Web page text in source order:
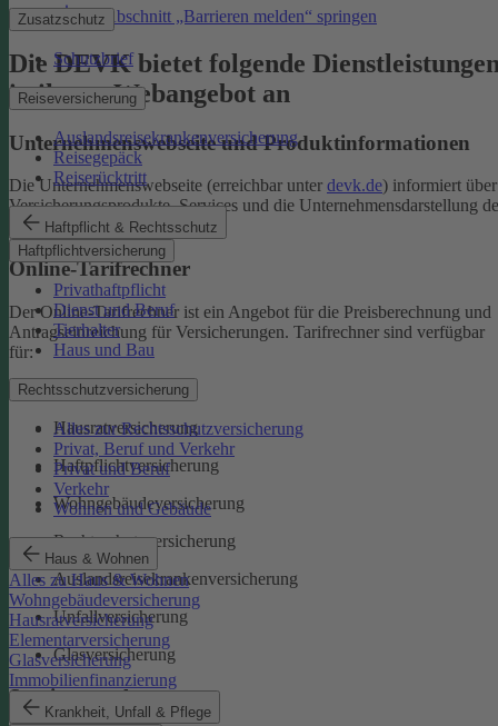
Zusatzschutz
Schutzbrief
Reiseversicherung
Auslandsreisekrankenversicherung
Reisegepäck
Reiserücktritt
Haftpflicht & Rechtsschutz
Haftpflichtversicherung
Privathaftpflicht
Dienst und Beruf
Tierhalter
Haus und Bau
Rechtsschutzversicherung
Alles zur Rechtsschutzversicherung
Privat, Beruf und Verkehr
Privat und Beruf
Verkehr
Wohnen und Gebäude
Haus & Wohnen
Alles zu Haus & Wohnen
Wohngebäudeversicherung
Hausratversicherung
Elementarversicherung
Glasversicherung
Immobilienfinanzierung
Krankheit, Unfall & Pflege
Zu Abschnitt „Barrieren melden“ springen
Die DEVK bietet folgende
in ihrem Webangebot an
Unternehmenswebseite und Produktinformationen
Die Unternehmenswebseite (erreichbar unter devk.de) informiert über
Versicherungsprodukte, Services und die Unternehmensdarstellung
DEVK.
Online-Tarifrechner
Der Online-Tarifrechner ist ein Angebot für die Preisberechnung und
Antragseinreichung für Versicherungen. Tarifrechner sind verfügbar
für:
Kfz-Versicherungen
Hausratversicherung
Haftpflichtversicherung
Wohngebäudeversicherung
Rechtsschutzversicherung
Auslandsreisekrankenversicherung
Unfallversicherung
Glasversicherung
Serviceportal